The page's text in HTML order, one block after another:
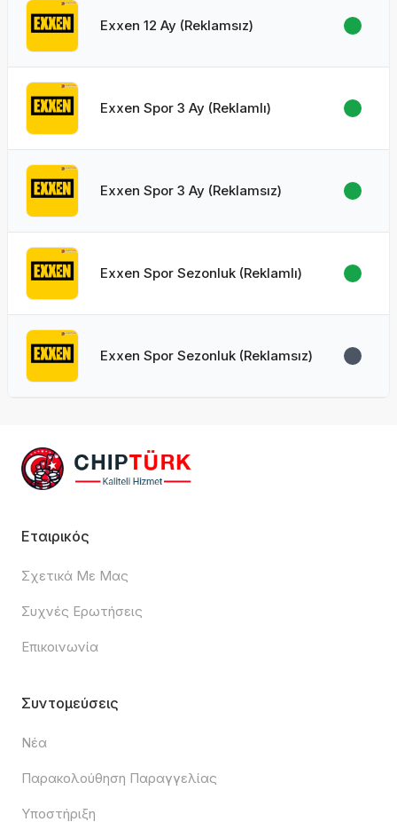
Exxen 12 Ay (Reklamsız)
Exxen Spor 3 Ay (Reklamlı)
Exxen Spor 3 Ay (Reklamsız)
Exxen Spor Sezonluk (Reklamlı)
Exxen Spor Sezonluk (Reklamsız)
Εταιρικός
Σχετικά Με Μας
Συχνές Ερωτήσεις
Επικοινωνία
Συντομεύσεις
Νέα
Παρακολούθηση Παραγγελίας
Υποστήριξη